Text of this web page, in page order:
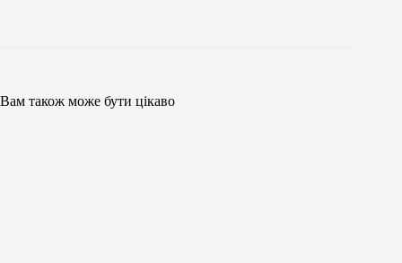
Вам також може бути цікаво